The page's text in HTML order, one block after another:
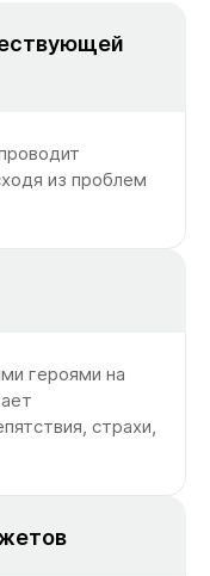
из проблем
героями на
страхи,